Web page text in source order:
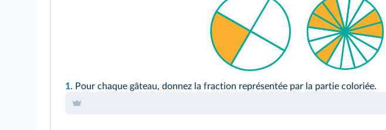
1. Pour chaque gâteau, donnez la fraction représentée par la partie coloriée.